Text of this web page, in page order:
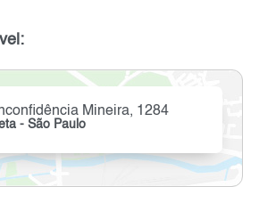
Mineira, 1284
- São Paulo